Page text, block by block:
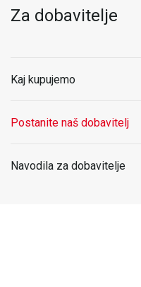
Za dobavitelje
Kaj kupujemo
Postanite naš dobavitelj
Navodila za dobavitelje